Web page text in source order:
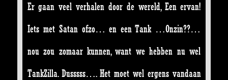
Er gaan veel verhalen door de wereld, Een ervan!
Iets met Satan ofzo… en een Tank …Onzin??…
nou zou zomaar kunnen, want we hebben nu wel
TankZilla. Dusssss…. Het moet wel ergens vandaan